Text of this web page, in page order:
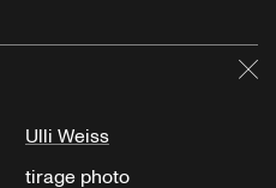
Ulli Weiss
tirage photo